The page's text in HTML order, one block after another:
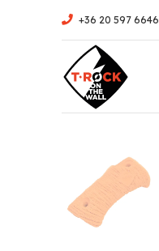
+36 20 597 6646